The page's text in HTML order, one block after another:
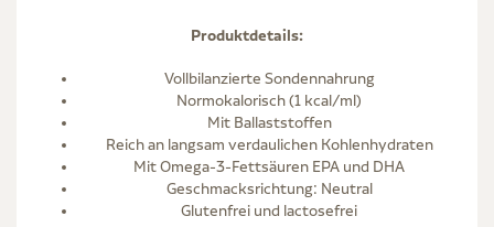
Produktdetails:
Vollbilanzierte Sondennahrung
Normokalorisch (1 kcal/ml)
Mit Ballaststoffen
Reich an langsam verdaulichen Kohlenhydraten
Mit Omega-3-Fettsäuren EPA und DHA
Geschmacksrichtung: Neutral
Glutenfrei und lactosefrei